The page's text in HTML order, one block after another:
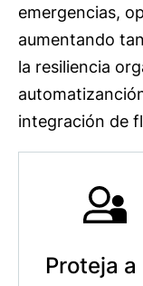
emergencias,
aumentando
la resiliencia
integración de
Proteja